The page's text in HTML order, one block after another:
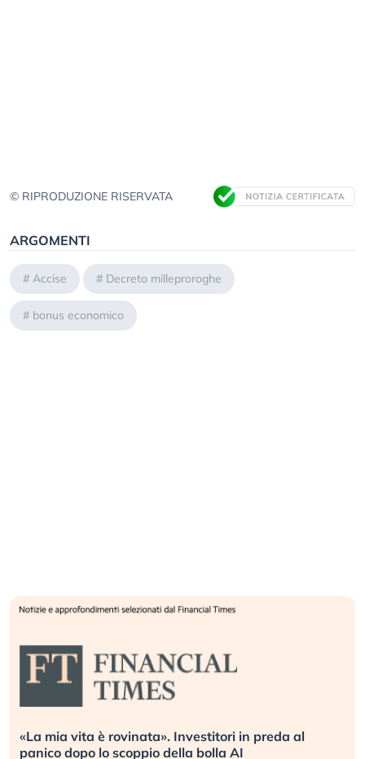
© RIPRODUZIONE RISERVATA
ARGOMENTI
# Accise # Decreto milleproroghe
# bonus economico
in preda al
Quando la finanza pesa più
L’America sta ripetendo gli errori